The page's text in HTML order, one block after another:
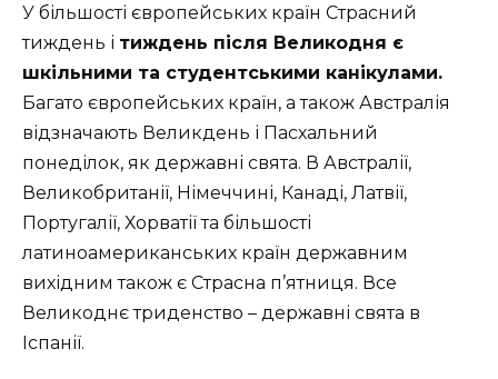
У більшості європейських країн Страсний
тиждень і тиждень після Великодня є
шкільними та студентськими канікулами.
Багато європейських країн, а також Австралія
відзначають Великдень і Пасхальний
понеділок, як державні свята. В Австралії,
Великобританії, Німеччині, Канаді, Латвії,
Португалії, Хорватії та більшості
латиноамериканських країн державним
вихідним також є Страсна п’ятниця. Все
Великоднє триденство – державні свята в
Іспанії.